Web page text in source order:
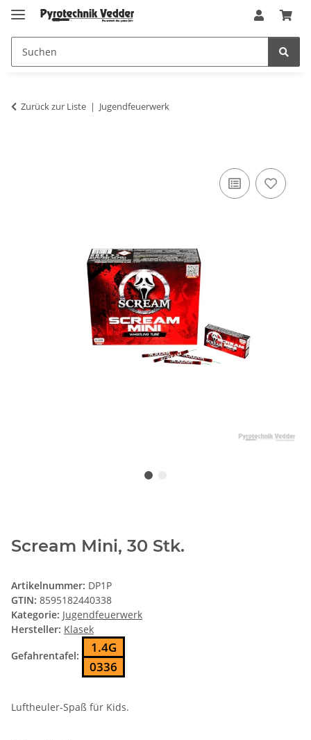
Zurück zur Liste Jugendfeuerwerk
Scream Mini, 30 Stk.
Artikelnummer: DP1P
GTIN: 8595182440338
Kategorie: Jugendfeuerwerk
Hersteller: Klasek
Gefahrentafel:
1.4G
0336
Luftheuler-Spaß für Kids.